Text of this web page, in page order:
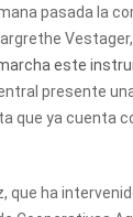
pasada la
Vestager,
este
presente
que ya cuenta
que ha